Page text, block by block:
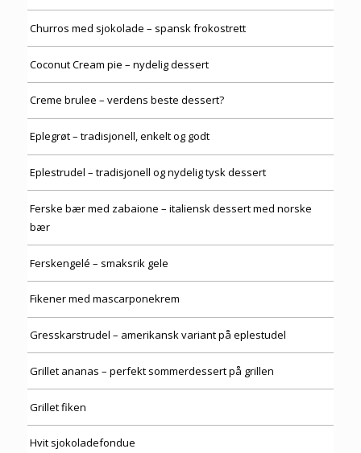
Churros med sjokolade – spansk frokostrett
Coconut Cream pie – nydelig dessert
Creme brulee – verdens beste dessert?
Eplegrøt – tradisjonell, enkelt og godt
Eplestrudel – tradisjonell og nydelig tysk dessert
Ferske bær med zabaione – italiensk dessert med norske
bær
Ferskengelé – smaksrik gele
Fikener med mascarponekrem
Gresskarstrudel – amerikansk variant på eplestudel
Grillet ananas – perfekt sommerdessert på grillen
Grillet fiken
Hvit sjokoladefondue